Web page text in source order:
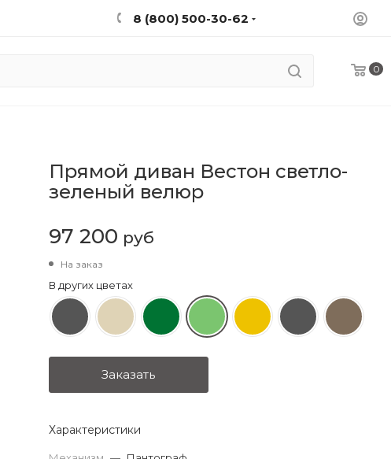
8 (800) 500-30-62
0
Прямой диван Вестон светло-
зеленый велюр
97 200 руб
На заказ
В других цветах
Заказать
Характеристики